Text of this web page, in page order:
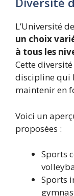
L’Université
un choix
à tous les
Cette
discipline qui
maintenir en
Voici un
proposées :
Sports
Sports